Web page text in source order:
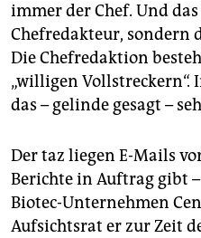
immer der Chef. Und
Chefredakteur, sondern
Die Chefredaktion
„willigen Vollstreckern“.
das – gelinde gesagt –
Der taz liegen E-Mails
Berichte in Auftrag gibt
Biotec-Unternehmen
Aufsichtsrat er zur Zeit